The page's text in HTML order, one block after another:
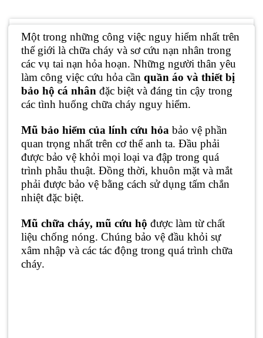
Một trong những công việc nguy hiểm nhất trên
thế giới là chữa cháy và sơ cứu nạn nhân trong
các vụ tai nạn hỏa hoạn. Những người thân yêu
làm công việc cứu hỏa cần quần áo và thiết bị
bảo hộ cá nhân đặc biệt và đáng tin cậy trong
các tình huống chữa cháy nguy hiểm.
Mũ bảo hiểm của lính cứu hỏa bảo vệ phần
quan trọng nhất trên cơ thể anh ta. Đầu phải
được bảo vệ khỏi mọi loại va đập trong quá
trình phẫu thuật. Đồng thời, khuôn mặt và mắt
phải được bảo vệ bằng cách sử dụng tấm chắn
nhiệt đặc biệt.
Mũ chữa cháy, mũ cứu hộ được làm từ chất
liệu chống nóng. Chúng bảo vệ đầu khỏi sự
xâm nhập và các tác động trong quá trình chữa
cháy.